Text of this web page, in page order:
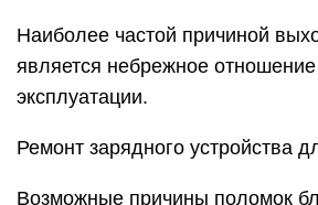
Наиболее частой причиной
является небрежное
эксплуатации.
Ремонт зарядного устройства
Возможные причины поломок